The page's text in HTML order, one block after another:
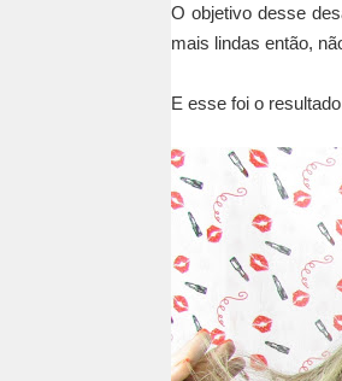
O objetivo desse
mais lindas então,
E esse foi o